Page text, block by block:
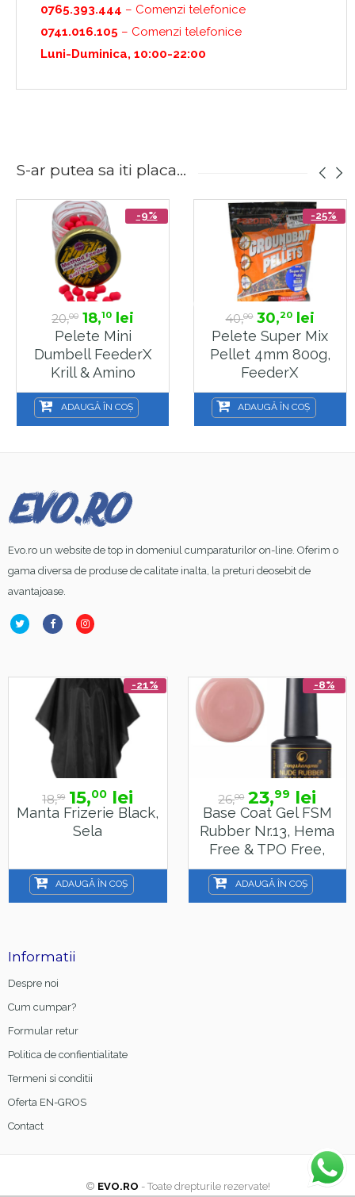
0765.393.444 – Comenzi telefonice
0741.016.105 – Comenzi telefonice
Luni-Duminica, 10:00-22:00
S-ar putea sa iti placa...
-9%
20,00 18,10 lei
Pelete Mini
Dumbell FeederX
Krill & Amino
5x7mm, 10g
ADAUGĂ ÎN COȘ
-25%
40,00 30,20 lei
Pelete Super Mix
Pellet 4mm 800g,
FeederX
ADAUGĂ ÎN COȘ
Evo.ro un website de top in domeniul cumparaturilor on-line. Oferim o
gama diversa de produse de calitate inalta, la preturi deosebit de
avantajoase.
-21%
18,99 15,00 lei
Manta Frizerie Black,
Sela
ADAUGĂ ÎN COȘ
-8%
26,00 23,99 lei
Base Coat Gel FSM
Rubber Nr.13, Hema
Free & TPO Free,
15ml
ADAUGĂ ÎN COȘ
Informatii
Despre noi
Cum cumpar?
Formular retur
Politica de confientialitate
Termeni si conditii
Oferta EN-GROS
Contact
© EVO.RO - Toate drepturile rezervate!